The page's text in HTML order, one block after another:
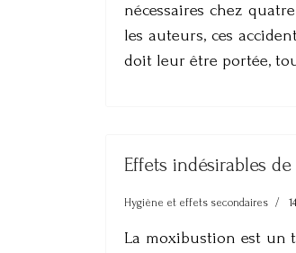
nécessaires chez
les auteurs, ces
doit leur être portée,
Effets indésirables
Hygiène et effets secondaires
La moxibustion est un